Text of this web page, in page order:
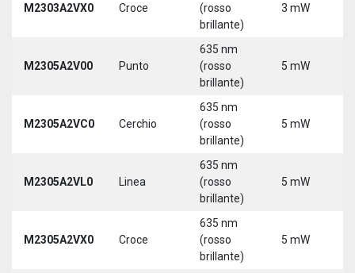
M2303A2VX0 Croce
(rosso
brillante)
3 mW
M2305A2V00 Punto
635 nm
(rosso
brillante)
5 mW
M2305A2VC0 Cerchio
635 nm
(rosso
brillante)
5 mW
M2305A2VL0 Linea
635 nm
(rosso
brillante)
5 mW
M2305A2VX0 Croce
635 nm
(rosso
brillante)
5 mW